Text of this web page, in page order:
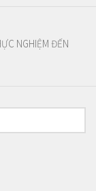
NGHIỆM ĐẾN